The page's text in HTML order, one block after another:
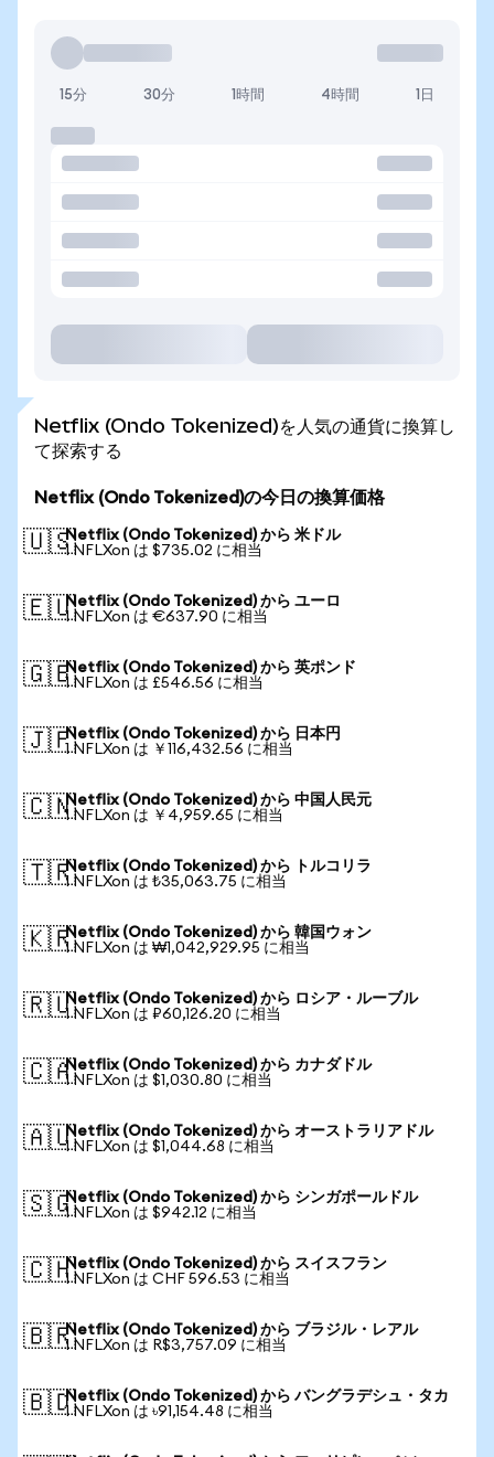
15分 30分 1時間 4時間 1日
Netflix (Ondo Tokenized)を人気の通貨に換算し
て探索する
Netflix (Ondo Tokenized)の今日の換算価格
🇺🇸Netflix (Ondo Tokenized) から 米ドル
1 NFLXon は $735.02 に相当
🇪🇺Netflix (Ondo Tokenized) から ユーロ
1 NFLXon は €637.90 に相当
🇬🇧Netflix (Ondo Tokenized) から 英ポンド
1 NFLXon は £546.56 に相当
🇯🇵Netflix (Ondo Tokenized) から 日本円
1 NFLXon は ￥116,432.56 に相当
🇨🇳Netflix (Ondo Tokenized) から 中国人民元
1 NFLXon は ￥4,959.65 に相当
🇹🇷Netflix (Ondo Tokenized) から トルコリラ
1 NFLXon は ₺35,063.75 に相当
🇰🇷Netflix (Ondo Tokenized) から 韓国ウォン
1 NFLXon は ₩1,042,929.95 に相当
🇷🇺Netflix (Ondo Tokenized) から ロシア・ルーブル
1 NFLXon は ₽60,126.20 に相当
🇨🇦Netflix (Ondo Tokenized) から カナダドル
1 NFLXon は $1,030.80 に相当
🇦🇺Netflix (Ondo Tokenized) から オーストラリアドル
1 NFLXon は $1,044.68 に相当
🇸🇬Netflix (Ondo Tokenized) から シンガポールドル
1 NFLXon は $942.12 に相当
🇨🇭Netflix (Ondo Tokenized) から スイスフラン
1 NFLXon は CHF 596.53 に相当
🇧🇷Netflix (Ondo Tokenized) から ブラジル・レアル
1 NFLXon は R$3,757.09 に相当
🇧🇩Netflix (Ondo Tokenized) から バングラデシュ・タカ
1 NFLXon は ৳91,154.48 に相当